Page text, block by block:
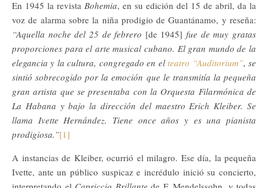
En 1945 la revista Bohemia, en su edición del 15 de abril, da la
voz de alarma sobre la niña prodigio de Guantánamo, y reseña:
“Aquella noche del 25 de febrero [de 1945]fue de muy gratas
proporciones para el arte musical cubano. El gran mundo de la
elegancia y la cultura, congregado en elteatro “Auditorium”, se
sintió sobrecogido por la emoción que le transmitía la pequeña
gran artista que se presentaba con la Orquesta Filarmónica de
La Habana y bajo la dirección del maestro Erich Kleiber. Se
llama Ivette Hernández. Tiene once años y es una pianista
prodigiosa.”[1]
A instancias de Kleiber, ocurrió el milagro. Ese día, la pequeña
Ivette, ante un público suspicaz e incrédulo inició su concierto,